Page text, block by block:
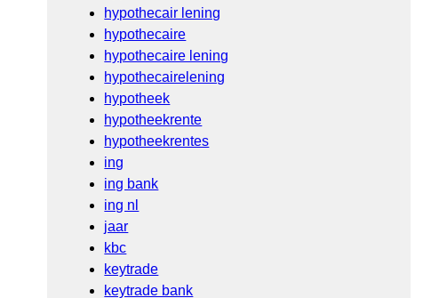
hypothecair lening
hypothecaire
hypothecaire lening
hypothecairelening
hypotheek
hypotheekrente
hypotheekrentes
ing
ing bank
ing nl
jaar
kbc
keytrade
keytrade bank